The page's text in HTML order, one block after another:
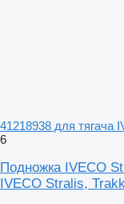
41218938 для тягача
6
Подножка IVECO
IVECO Stralis,